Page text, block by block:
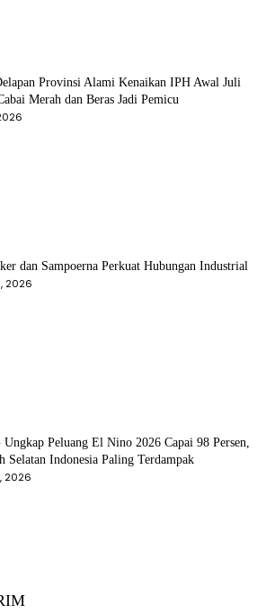
Provinsi Alami Kenaikan IPH Awal Juli
Merah dan Beras Jadi Pemicu
dan Sampoerna Perkuat Hubungan Industrial
2026
Peluang El Nino 2026 Capai 98 Persen,
Selatan Indonesia Paling Terdampak
2026